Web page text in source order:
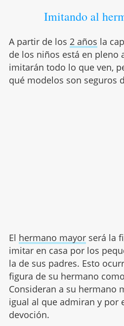
Imitando al
A partir de los 2 años la
de los niños está en pleno
imitarán todo lo que ven,
qué modelos son seguros
El hermano mayorserá la
imitar en casa por los
la de sus padres. Esto
figura de su hermano
Consideran a su hermano
igual al que admiran y por
devoción.